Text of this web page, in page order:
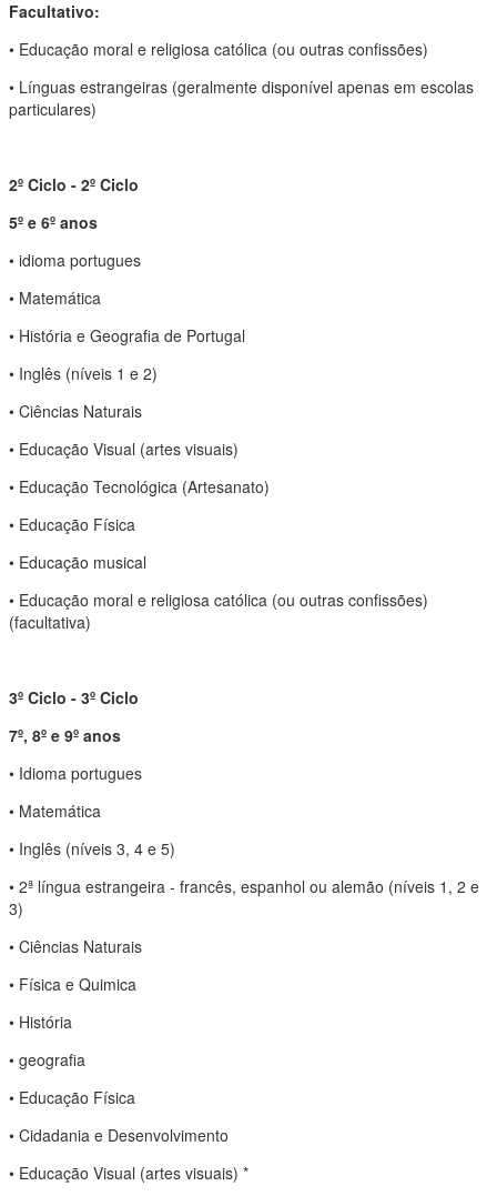
Facultativo:
• Educação moral e religiosa católica (ou outras confissões)
• Línguas estrangeiras (geralmente disponível apenas em escolas
particulares)
2º Ciclo - 2º Ciclo
5º e 6º anos
• idioma portugues
• Matemática
• História e Geografia de Portugal
• Inglês (níveis 1 e 2)
• Ciências Naturais
• Educação Visual (artes visuais)
• Educação Tecnológica (Artesanato)
• Educação Física
• Educação musical
• Educação moral e religiosa católica (ou outras confissões)
(facultativa)
3º Ciclo - 3º Ciclo
7º, 8º e 9º anos
• Idioma portugues
• Matemática
• Inglês (níveis 3, 4 e 5)
• 2ª língua estrangeira - francês, espanhol ou alemão (níveis 1, 2 e
3)
• Ciências Naturais
• Física e Quimica
• História
• geografia
• Educação Física
• Cidadania e Desenvolvimento
• Educação Visual (artes visuais) *